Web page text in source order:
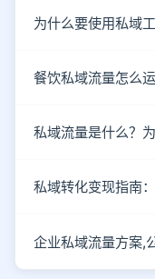
餐饮私域流量怎么
私域流量是什么？
私域转化变现指南
企业私域流量方案,